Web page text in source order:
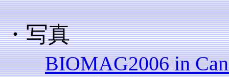
・写真
BIOMAG2006 in